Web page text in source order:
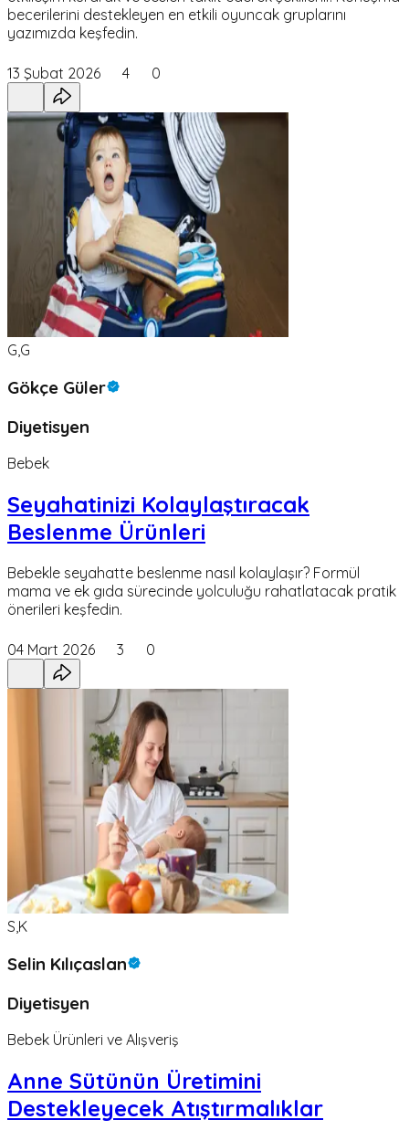
becerilerini destekleyen en etkili oyuncak gruplarını
yazımızda keşfedin.
13 Şubat 2026 4 0
G,G
Gökçe Güler
Diyetisyen
Bebek
Seyahatinizi Kolaylaştıracak
Beslenme Ürünleri
Bebekle seyahatte beslenme nasıl kolaylaşır? Formül
mama ve ek gıda sürecinde yolculuğu rahatlatacak pratik
önerileri keşfedin.
04 Mart 2026 3 0
S,K
Selin Kılıçaslan
Diyetisyen
Bebek Ürünleri ve Alışveriş
Anne Sütünün Üretimini
Destekleyecek Atıştırmalıklar